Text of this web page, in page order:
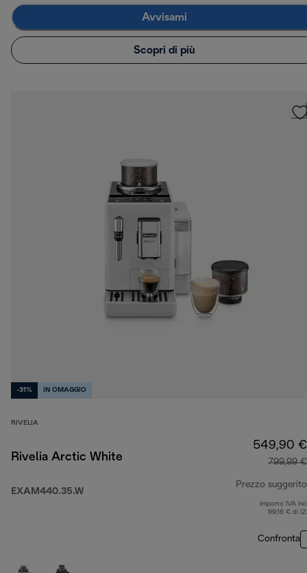
Avvisami
Scopri di più
-31% IN OMAGGIO
RIVELIA
Rivelia Arctic White
EXAM440.35.W
549,90 €
799,99 €
Prezzo suggerito
Importo IVA
99,16 € di
Confronta